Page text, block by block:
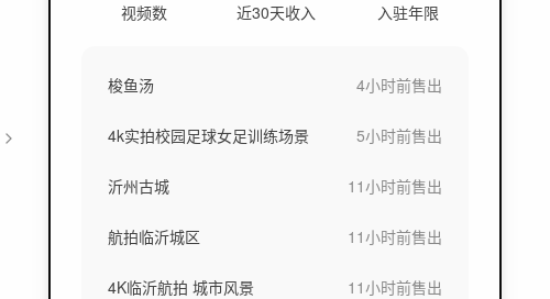
视频数 近30天收入 入驻年限
梭鱼汤 4小时前售出
4k实拍校园足球女足训练场景 5小时前售出
沂州古城 11小时前售出
航拍临沂城区 11小时前售出
4K临沂航拍 城市风景 11小时前售出